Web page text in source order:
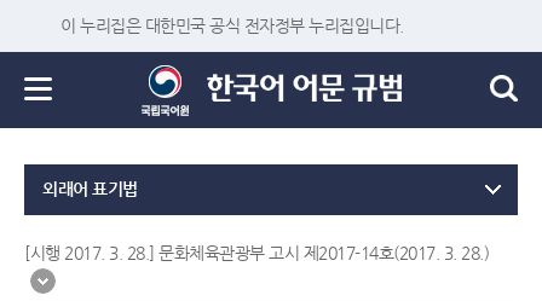
이 누리집은 대한민국 공식 전자정부 누리집입니다.
외래어 표기법
[시행 2017. 3. 28.] 문화체육관광부 고시 제2017-14호(2017. 3. 28.)